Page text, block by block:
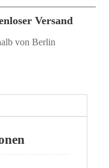
Versand
von Berlin